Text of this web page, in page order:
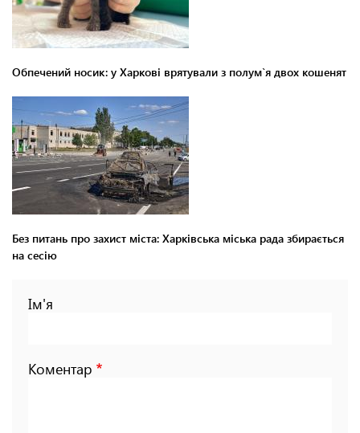
Обпечений носик: у Харкові врятували з полум`я двох кошенят
Без питань про захист міста: Харківська міська рада збирається
на сесію
Ім'я
Коментар